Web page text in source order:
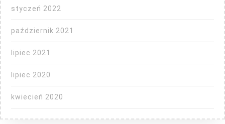
styczeń 2022
październik 2021
lipiec 2021
lipiec 2020
kwiecień 2020